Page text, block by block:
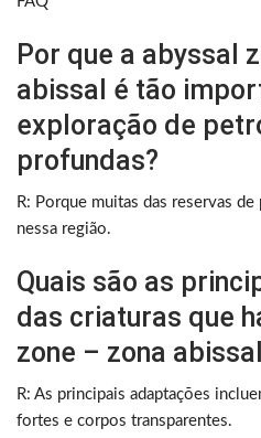
Por que a abyssal
abissal é tão
exploração de
profundas?
R: Porque muitas das reservas
nessa região.
Quais são as
das criaturas que
zone – zona
R: As principais adaptações
fortes e corpos transparentes.